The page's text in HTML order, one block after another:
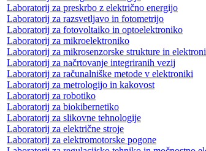
Laboratorij za preskrbo z električno energijo
Laboratorij za razsvetljavo in fotometrijo
Laboratorij za fotovoltaiko in optoelektroniko
Laboratorij za mikroelektroniko
Laboratorij za mikrosenzorske strukture in
Laboratorij za načrtovanje integriranih vezij
Laboratorij za računalniške metode v elektroniki
Laboratorij za metrologijo in kakovost
Laboratorij za robotiko
Laboratorij za biokibernetiko
Laboratorij za slikovne tehnologije
Laboratorij za električne stroje
Laboratorij za elektromotorske pogone